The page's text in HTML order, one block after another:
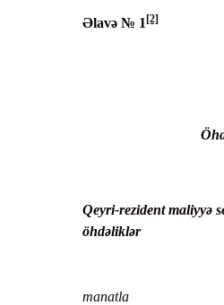
Əlavə № 1 [2]
Qeyri-rezident maliyyə
öhdəliklər
manatla